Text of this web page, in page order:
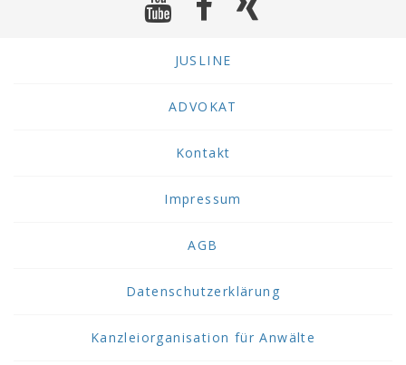
JUSLINE
ADVOKAT
Kontakt
Impressum
AGB
Datenschutzerklärung
Kanzleiorganisation für Anwälte